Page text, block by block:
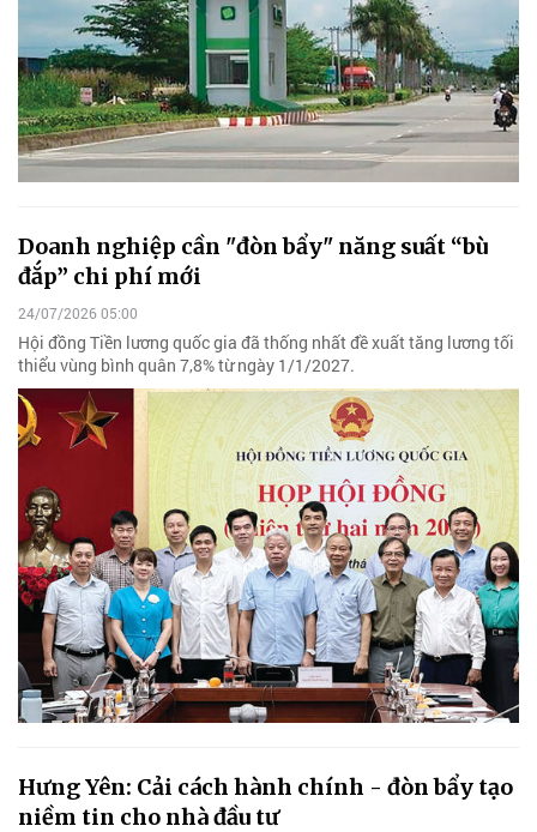
Doanh nghiệp cần "đòn bẩy" năng suất “bù
đắp” chi phí mới
24/07/2026 05:00
Hội đồng Tiền lương quốc gia đã thống nhất đề xuất tăng lương tối
thiểu vùng bình quân 7,8% từ ngày 1/1/2027.
Hưng Yên: Cải cách hành chính - đòn bẩy tạo
niềm tin cho nhà đầu tư